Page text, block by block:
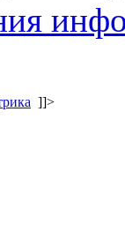
]]>